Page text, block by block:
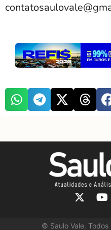
© Saulo Vale.